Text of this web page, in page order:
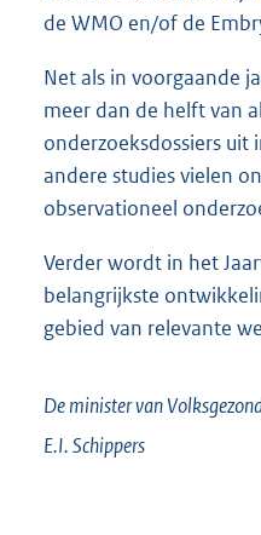
de WMO en/of de
Net als in voorgaande
meer dan de helft van
onderzoeksdossiers uit
andere studies vielen
observationeel
Verder wordt in het
belangrijkste
gebied van relevante
De minister van
E.I.Schippers